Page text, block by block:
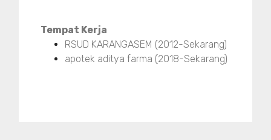
Tempat Kerja
RSUD KARANGASEM (2012-Sekarang)
apotek aditya farma (2018-Sekarang)